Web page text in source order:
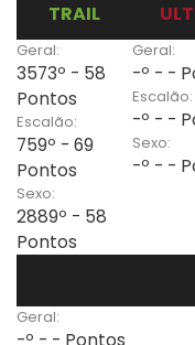
TRAIL
Geral:
3573º - 58
Pontos
Escalão:
759º - 69
Pontos
Sexo:
2889º - 58
Pontos
Geral:
-º - -
Escalão:
-º - -
Sexo:
-º - -
Geral:
-º - - Pontos